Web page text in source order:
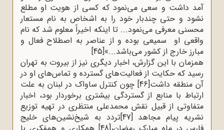
آمد داشت و سعی می‌نمود که کسی از هویت او مطلع
نشود و حتی چندبار خود را به اشخاص به نام مستعار
محسنی معرفی می‌نمود... تا اینکه اخیراً معلوم شد که نام
واقعی او سمیعی بوده و از عناصر به اصطلاح فعال و
مبارز خارج از کشور می‌باشد...»[45]
همزمان با این گزارش‌، اخبار دیگری نیز از بیروت به تهران
رسید که حکایت از فعالیت‌های گسترده و تماس‌های او در
آن منطقه داشت[46]چون کنترل ساواک در لبنان به علت
ارتباط با منابع از گستردگی بیشتری برخوردار بود، اخبار
متفاوتی از قبیل نقش محمدعلی منتظری در تهیه توزیع
نشریه پیام مجاهد [47]تردد به شیخ‌نشین‌های خلیج